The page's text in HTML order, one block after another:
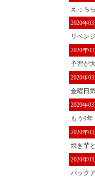
えっち
2020年
リベン
2020年
予習が
2020年
金曜日
2020年
もう9
2020年
焼き芋
2020年
バック